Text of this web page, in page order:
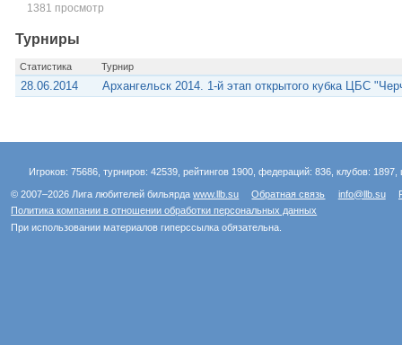
1381 просмотр
Турниры
Статистика Турнир
28.06.2014 Архангельск 2014. 1-й этап открытого кубка ЦБС
Игроков: 75686, турниров: 42539, рейтингов 1900, федераций: 836, клубов:
© 2007–2026 Лига любителей бильярдаwww.llb.su Обратная связь info@llb.su
Политика компании в отношении обработки персональных данных
При использовании материалов гиперссылка обязательна.